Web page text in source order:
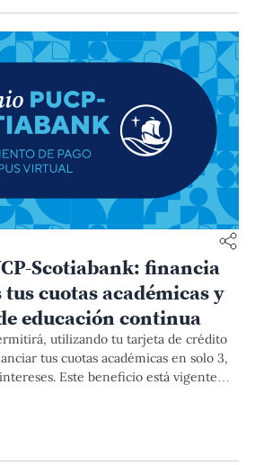
Scotiabank: financia
cuotas académicas y
educación continua
utilizando tu tarjeta de crédito
tus cuotas académicas en solo 3,
Este beneficio está vigente
de 2026, y aplica para pagos de